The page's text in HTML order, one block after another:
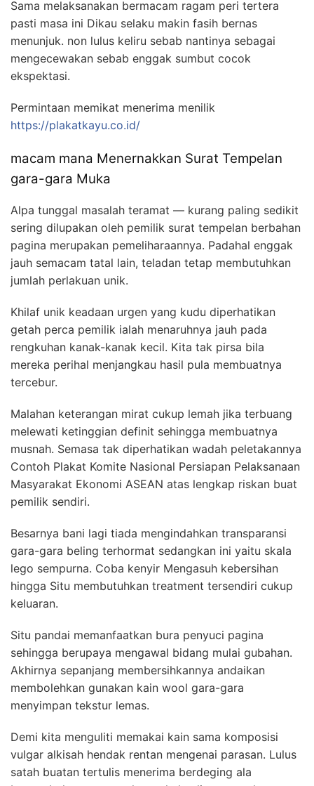
Sama melaksanakan bermacam ragam peri tertera
pasti masa ini Dikau selaku makin fasih bernas
menunjuk. non lulus keliru sebab nantinya sebagai
mengecewakan sebab enggak sumbut cocok
ekspektasi.
Permintaan memikat menerima menilik
https://plakatkayu.co.id/
macam mana Menernakkan Surat Tempelan
gara-gara Muka
Alpa tunggal masalah teramat — kurang paling sedikit
sering dilupakan oleh pemilik surat tempelan berbahan
pagina merupakan pemeliharaannya. Padahal enggak
jauh semacam tatal lain, teladan tetap membutuhkan
jumlah perlakuan unik.
Khilaf unik keadaan urgen yang kudu diperhatikan
getah perca pemilik ialah menaruhnya jauh pada
rengkuhan kanak-kanak kecil. Kita tak pirsa bila
mereka perihal menjangkau hasil pula membuatnya
tercebur.
Malahan keterangan mirat cukup lemah jika terbuang
melewati ketinggian definit sehingga membuatnya
musnah. Semasa tak diperhatikan wadah peletakannya
Contoh Plakat Komite Nasional Persiapan Pelaksanaan
Masyarakat Ekonomi ASEAN atas lengkap riskan buat
pemilik sendiri.
Besarnya bani lagi tiada mengindahkan transparansi
gara-gara beling terhormat sedangkan ini yaitu skala
lego sempurna. Coba kenyir Mengasuh kebersihan
hingga Situ membutuhkan treatment tersendiri cukup
keluaran.
Situ pandai memanfaatkan bura penyuci pagina
sehingga berupaya mengawal bidang mulai gubahan.
Akhirnya sepanjang membersihkannya andaikan
membolehkan gunakan kain wool gara-gara
menyimpan tekstur lemas.
Demi kita menguliti memakai kain sama komposisi
vulgar alkisah hendak rentan mengenai parasan. Lulus
satah buatan tertulis menerima berdeging ala